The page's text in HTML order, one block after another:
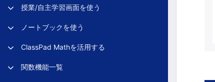
授業/自主学習画面を使う
ノートブックを使う
ClassPad Mathを活用する
関数機能一覧